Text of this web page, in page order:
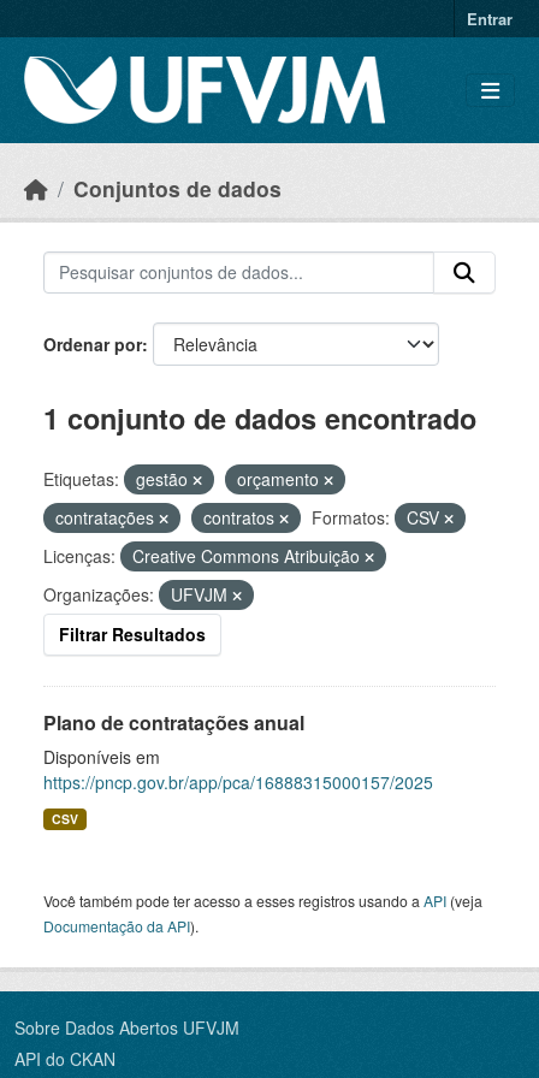
Entrar
Conjuntos de dados
Ordenar por
1 conjunto de dados encontrado
Etiquetas: gestão
orçamento
contratações
contratos Formatos:
CSV
Licenças:
Creative Commons Atribuição
Organizações:
UFVJM
Filtrar Resultados
Plano de contratações anual
Disponíveis em
https://pncp.gov.br/app/pca/16888315000157/2025
CSV
Você também pode ter acesso a esses registros usando a API (veja
Documentação da API).
Sobre Dados Abertos UFVJM
API do CKAN